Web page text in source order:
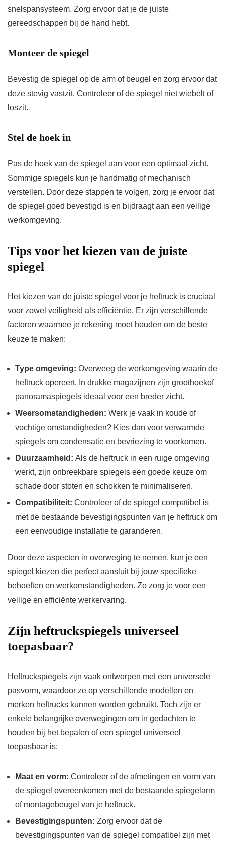
snelspansysteem. Zorg ervoor dat je de juiste
gereedschappen bij de hand hebt.
Monteer de spiegel
Bevestig de spiegel op de arm of beugel en zorg ervoor dat
deze stevig vastzit. Controleer of de spiegel niet wiebelt of
loszit.
Stel de hoek in
Pas de hoek van de spiegel aan voor een optimaal zicht.
Sommige spiegels kun je handmatig of mechanisch
verstellen. Door deze stappen te volgen, zorg je ervoor dat
de spiegel goed bevestigd is en bijdraagt aan een veilige
werkomgeving.
Tips voor het kiezen van de juiste
spiegel
Het kiezen van de juiste spiegel voor je heftruck is cruciaal
voor zowel veiligheid als efficiëntie. Er zijn verschillende
factoren waarmee je rekening moet houden om de beste
keuze te maken:
Type omgeving: Overweeg de werkomgeving waarin de
heftruck opereert. In drukke magazijnen zijn groothoekof
panoramaspiegels ideaal voor een breder zicht.
Weersomstandigheden: Werk je vaak in koude of
vochtige omstandigheden? Kies dan voor verwarmde
spiegels om condensatie en bevriezing te voorkomen.
Duurzaamheid: Als de heftruck in een ruige omgeving
werkt, zijn onbreekbare spiegels een goede keuze om
schade door stoten en schokken te minimaliseren.
Compatibiliteit: Controleer of de spiegel compatibel is
met de bestaande bevestigingspunten van je heftruck om
een eenvoudige installatie te garanderen.
Door deze aspecten in overweging te nemen, kun je een
spiegel kiezen die perfect aansluit bij jouw specifieke
behoeften en werkomstandigheden. Zo zorg je voor een
veilige en efficiënte werkervaring.
Zijn heftruckspiegels universeel
toepasbaar?
Heftruckspiegels zijn vaak ontworpen met een universele
pasvorm, waardoor ze op verschillende modellen en
merken heftrucks kunnen worden gebruikt. Toch zijn er
enkele belangrijke overwegingen om in gedachten te
houden bij het bepalen of een spiegel universeel
toepasbaar is:
Maat en vorm: Controleer of de afmetingen en vorm van
de spiegel overeenkomen met de bestaande spiegelarm
of montagebeugel van je heftruck.
Bevestigingspunten: Zorg ervoor dat de
bevestigingspunten van de spiegel compatibel zijn met